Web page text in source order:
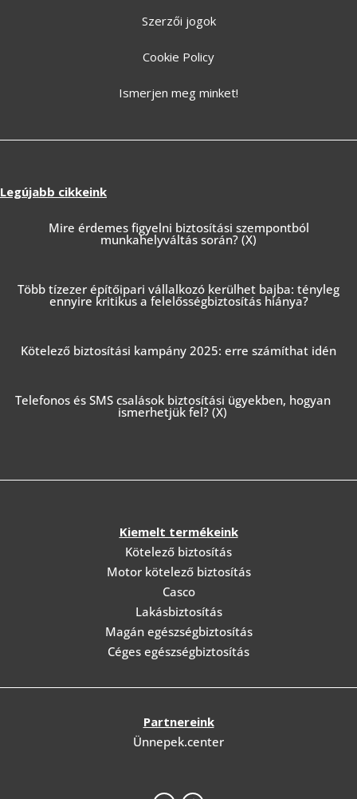
Szerzői jogok
Cookie Policy
Ismerjen meg minket!
Legújabb cikkeink
Mire érdemes figyelni biztosítási szempontból
munkahelyváltás során? (X)
Több tízezer építőipari vállalkozó kerülhet bajba: tényleg
ennyire kritikus a felelősségbiztosítás hiánya?
Kötelező biztosítási kampány 2025: erre számíthat idén
Telefonos és SMS csalások biztosítási ügyekben, hogyan
ismerhetjük fel? (X)
Kiemelt termékeink
Kötelező biztosítás
Motor kötelező biztosítás
Casco
Lakásbiztosítás
Magán egészségbiztosítás
Céges egészségbiztosítás
Partnereink
Ünnepek.center